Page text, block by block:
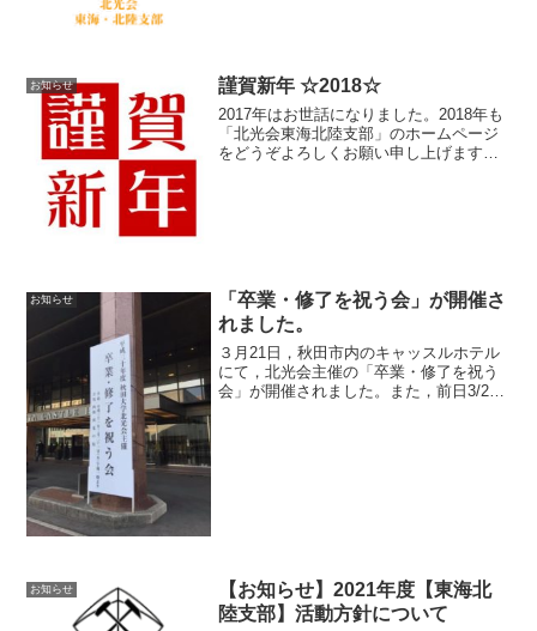
お知らせ 謹賀新年 ☆2018☆
2017年はお世話になりました。2018年も
「北光会東海北陸支部」のホームページ
をどうぞよろしくお願い申し上げます。--
お知らせ
「卒業・修了を祝う会」が開催さ
れました。
３月21日，秋田市内のキャッスルホテル
にて，北光会主催の「卒業・修了を祝う
会」が開催されました。また，前日3/20
お知らせ
【お知らせ】2021年度【東海北
陸支部】活動方針について